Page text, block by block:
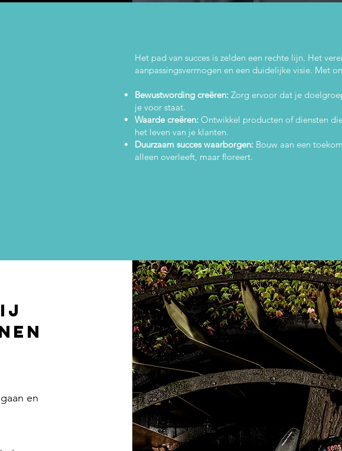
Het pad van succes is zelden een rechte lijn. Het
aanpassingsvermogen en een duidelijke visie. Met
Bewustwording creëren:Zorg ervoor dat je
je voor staat.
Waarde creëren:Ontwikkel producten of diensten
het leven van je klanten.
Duurzaam succes waarborgen: Bouw aan een
alleen overleeft, maar floreert.
en